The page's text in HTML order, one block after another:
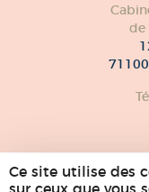
Ce site utilise des
de